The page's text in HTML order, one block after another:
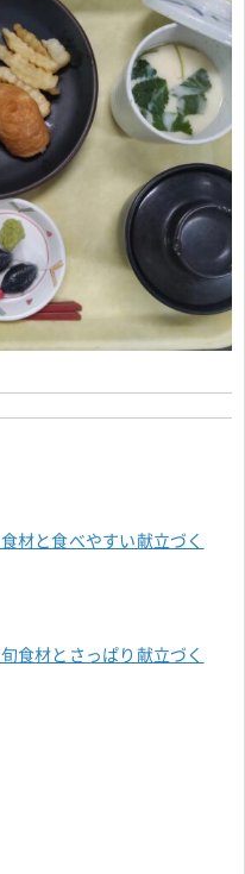
材と食べやすい献立づく
食材とさっぱり献立づく